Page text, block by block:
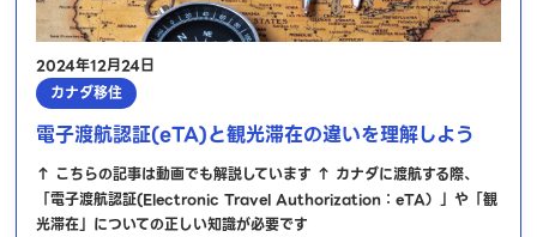
2024年12月24日
カナダ移住
電子渡航認証(eTA)と観光滞在の違いを理解しよう
↑ こちらの記事は動画でも解説しています ↑ カナダに渡航する際、
「電子渡航認証(Electronic Travel Authorization：eTA）」や「観
光滞在」についての正しい知識が必要です